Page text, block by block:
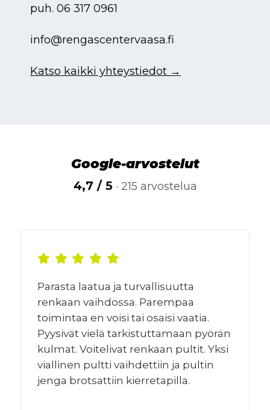
puh. 06 317 0961
info@rengascentervaasa.fi
Katso kaikki yhteystiedot →
Google-arvostelut
4,7 / 5 · 215 arvostelua
Parasta laatua ja turvallisuutta
renkaan vaihdossa. Parempaa
toimintaa en voisi tai osaisi vaatia.
Pyysivät vielä tarkistuttamaan pyörän
kulmat. Voitelivat renkaan pultit. Yksi
viallinen pultti vaihdettiin ja pultin
jenga brotsattiin kierretapilla.